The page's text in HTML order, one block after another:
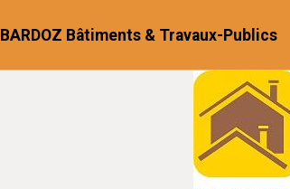
BARDOZ Bâtiments & Travaux-Publics